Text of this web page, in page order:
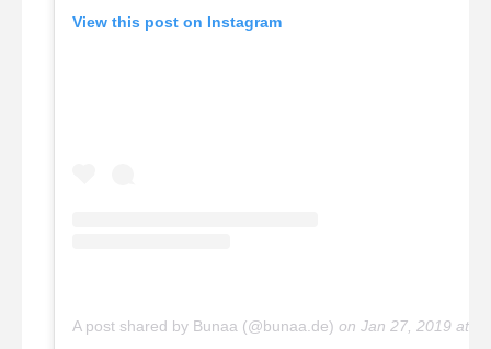
View this post on Instagram
A post shared by Bunaa (@bunaa.de) on Jan 27, 2019 at